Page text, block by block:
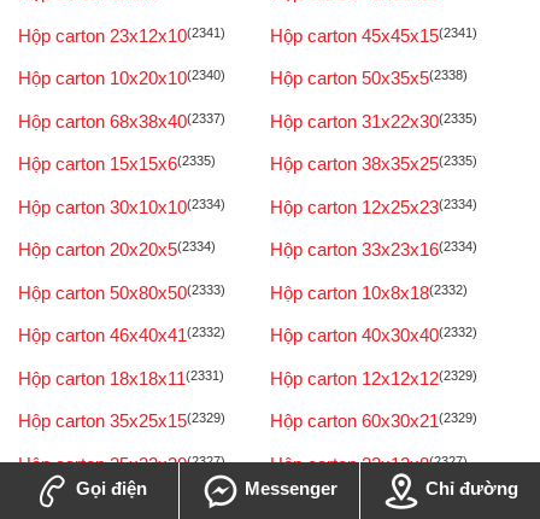
Hộp carton 23x12x10(2341) Hộp carton 45x45x15(2341)
Hộp carton 10x20x10(2340) Hộp carton 50x35x5(2338)
Hộp carton 68x38x40(2337) Hộp carton 31x22x30(2335)
Hộp carton 15x15x6(2335) Hộp carton 38x35x25(2335)
Hộp carton 30x10x10(2334) Hộp carton 12x25x23(2334)
Hộp carton 20x20x5(2334) Hộp carton 33x23x16(2334)
Hộp carton 50x80x50(2333) Hộp carton 10x8x18(2332)
Hộp carton 46x40x41(2332) Hộp carton 40x30x40(2332)
Hộp carton 18x18x11(2331) Hộp carton 12x12x12(2329)
Hộp carton 35x25x15(2329) Hộp carton 60x30x21(2329)
Hộp carton 25x22x20(2327) Hộp carton 23x12x8(2327)
Hộp carton 90x15x10 (2327) Hộp carton 100x80x7
Gọi điện Messenger Chỉ đường